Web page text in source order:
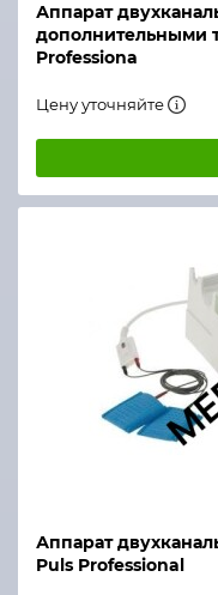
Аппарат
дополнительными
Professiona
Цену уточняйте
Аппарат
Puls Professional